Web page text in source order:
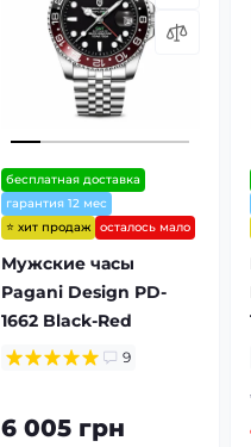
бесплатная доставка
гарантия 12 мес
⭐ хит продаж
осталось мало
Мужские часы
Pagani Design PD-
1662 Black-Red
9
6 005 грн